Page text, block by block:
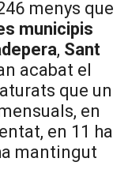
menys que
municipis
, Sant
acabat el
que un
en
en 11 ha
mantingut